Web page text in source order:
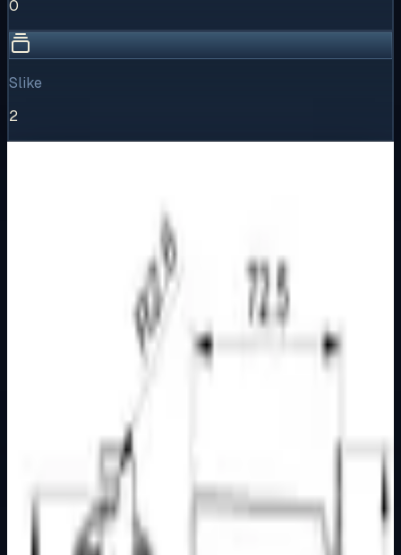
0
Slike
2
Puni prikaz
Kliknite za detaljniji pregled slike
Osnovne informacije
Brend
Nopallux
Kategorija GRLA
Podkategorija Osnovna kategorija